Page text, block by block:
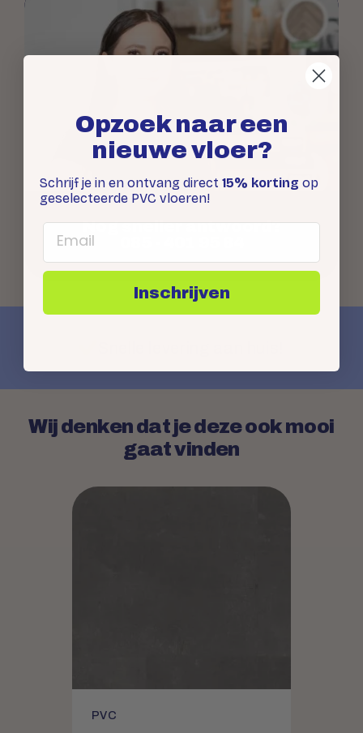
Nog sneller antwoord?
Wij denken dat je deze ook mooi
gaat vinden
PVC
Opzoek naar een
nieuwe vloer?
Schrijf je in en ontvang direct 15% korting op
geselecteerde PVC vloeren!
Email
Inschrijven